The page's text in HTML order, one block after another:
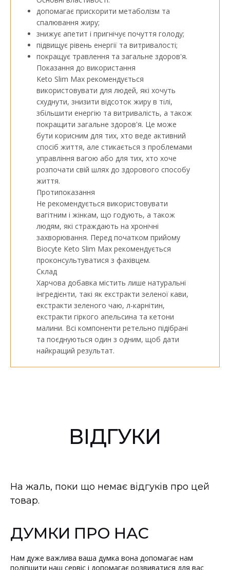
допомагає прискорити метаболізм та
спалювання жиру;
знижує апетит і пригнічує почуття голоду;
підвищує рівень енергії та витривалості;
покращує травлення та загальне здоров'я.
Показання до використання
Keto Slim Max рекомендується
використовувати для людей, які хочуть
схуднути, знизити відсоток жиру в тілі,
збільшити енергію та витривалість, а також
покращити загальне здоров'я. Це може
бути корисним для тих, хто веде активний
спосіб життя, але стикається з проблемами
управління вагою або для тих, хто хоче
розпочати свій шлях до здорового способу
життя.
Протипоказання
Не рекомендується використовувати
вагітним і жінкам, що годують, а також
людям, які страждають на хронічні
захворювання. Перед початком прийому
Biocyte Keto Slim Max рекомендується
проконсультуватися з фахівцем.
Склад
Харчова добавка містить лише натуральні
інгредієнти, такі як екстракти зеленої кави,
екстракти зеленого чаю, л-карнітин,
екстракти гіркого апельсина та кетони
малини. Всі компоненти ретельно підібрані
та поєднуються один з одним, щоб дати
найкращий результат.
ВІДГУКИ
На жаль, поки що немає відгуків про цей
товар.
ДУМКИ ПРО НАС
Нам дуже важлива ваша думка вона допомагає нам
поліпшити наш сервіс і допомагає розвиватися для вас